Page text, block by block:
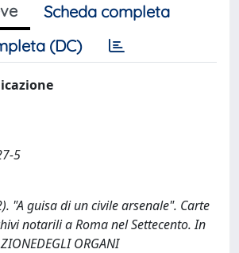
Scheda completa
(DC)
5
"A guisa di un civile arsenale". Carte
notarili a Roma nel Settecento. In
ORGANI